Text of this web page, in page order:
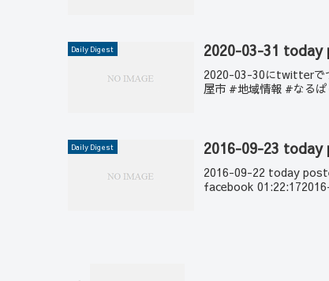
Daily Digest 2020-03-31
2020-03-30にtwitterで
屋市 #地域情報 #なる
Daily Digest 2016-09-23
2016-09-22 today
facebook